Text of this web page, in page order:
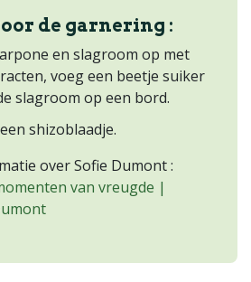
de garnering :
en slagroom op met
voeg een beetje suiker
slagroom op een bord.
shizoblaadje.
over Sofie Dumont :
van vreugde |